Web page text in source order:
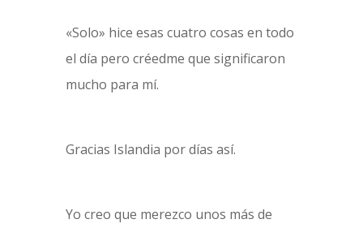
«Solo» hice esas cuatro cosas en todo
el día pero créedme que significaron
mucho para mí.
Gracias Islandia por días así.
Yo creo que merezco unos más de